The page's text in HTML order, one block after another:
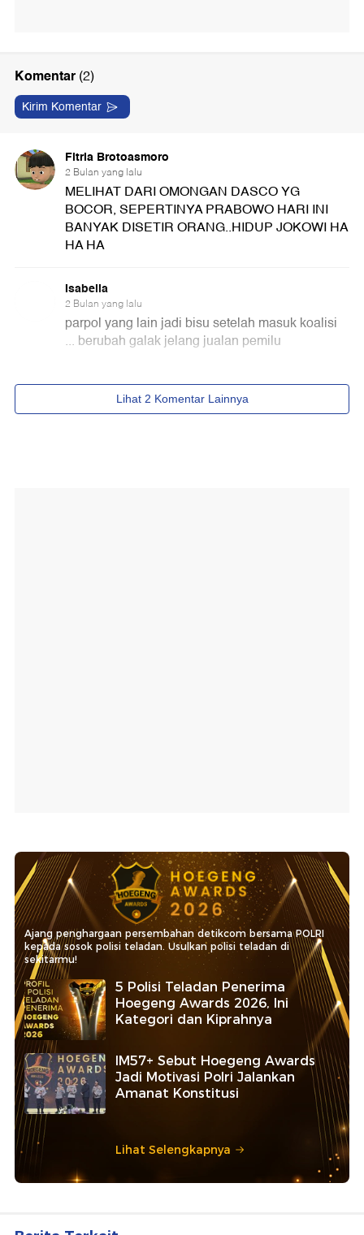
Ajang penghargaan persembahan detikcom bersama POLRI
kepada sosok polisi teladan. Usulkan polisi teladan di
sekitarmu!
5 Polisi Teladan Penerima
Hoegeng Awards 2026, Ini
Kategori dan Kiprahnya
IM57+ Sebut Hoegeng Awards
Jadi Motivasi Polri Jalankan
Amanat Konstitusi
Lihat Selengkapnya